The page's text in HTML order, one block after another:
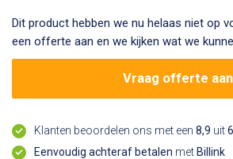
Dit product hebben we nu helaas niet op
een offerte aan en we kijken wat we
Vraag offerte aan
Klanten beoordelen ons met een 8,9 uit
Eenvoudig achteraf betalen met Billink